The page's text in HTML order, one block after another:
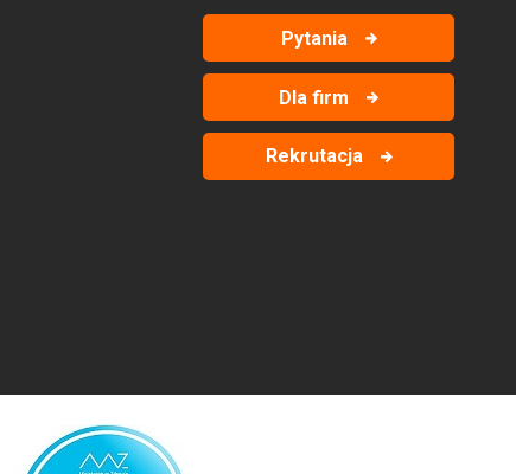
Pytania
Dla firm
Rekrutacja